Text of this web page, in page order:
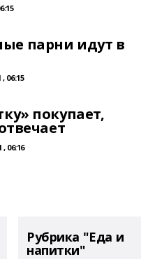
парни идут в
06:15
покупает,
06:16
Рубрика "Еда и
напитки"